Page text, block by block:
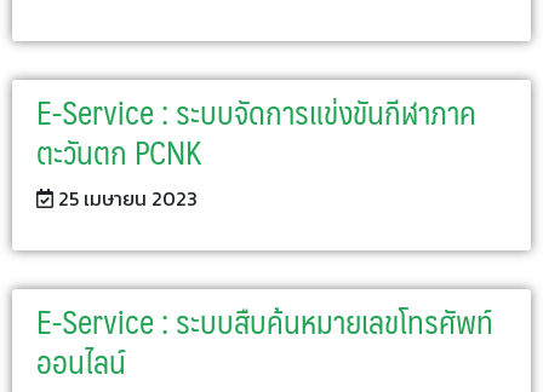
E-Service : ระบบจัดการแข่งขันกีฬาภาค
ตะวันตก PCNK
25 เมษายน 2023
E-Service : ระบบสืบค้นหมายเลขโทรศัพท์
ออนไลน์